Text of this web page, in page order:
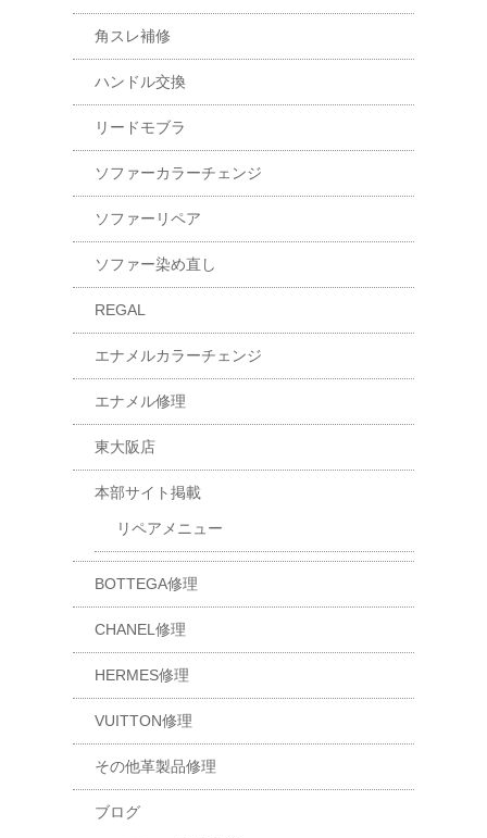
角スレ補修
ハンドル交換
リードモブラ
ソファーカラーチェンジ
ソファーリペア
ソファー染め直し
REGAL
エナメルカラーチェンジ
エナメル修理
東大阪店
本部サイト掲載
リペアメニュー
BOTTEGA修理
CHANEL修理
HERMES修理
VUITTON修理
その他革製品修理
ブログ